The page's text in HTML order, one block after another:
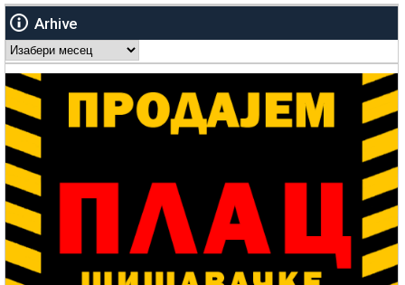
Arhive
Arhive